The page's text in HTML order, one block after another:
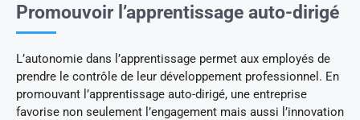
Promouvoir l’apprentissage auto-dirigé
L’autonomie dans l’apprentissage permet aux employés de
prendre le contrôle de leur développement professionnel. En
promouvant l’apprentissage auto-dirigé, une entreprise
favorise non seulement l’engagement mais aussi l’innovation